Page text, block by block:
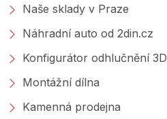
Naše sklady v Praze
Náhradní auto od 2din.cz
Konfigurátor odhlučnění 3D
Montážní dílna
Kamenná prodejna